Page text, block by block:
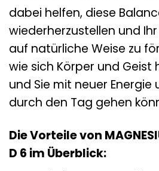
dabei helfen, diese
wiederherzustellen und
auf natürliche Weise zu
wie sich Körper und Geist
und Sie mit neuer Energie
durch den Tag gehen
Die Vorteile von
D 6 im Überblick: